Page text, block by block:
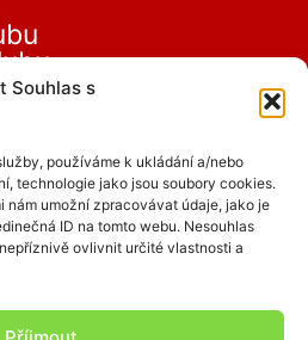
Souhlas s
používáme k ukládání a/nebo
technologie jako jsou soubory cookies.
nám umožní zpracovávat údaje, jako je
ID na tomto webu. Nesouhlas
ovlivnit určité vlastnosti a